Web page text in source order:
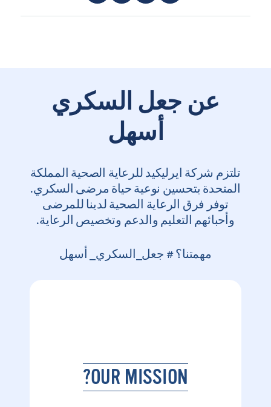
عن جعل السكري
أسهل
تلتزم شركة ايرليكيد للرعاية الصحية المملكة
المتحدة بتحسين نوعية حياة مرضى السكري.
توفر فرق الرعاية الصحية لدينا للمرضى
وأحبائهم التعليم والدعم وتخصيص الرعاية.
مهمتنا؟ # جعل_السكري_ أسهل
OUR MISSION?